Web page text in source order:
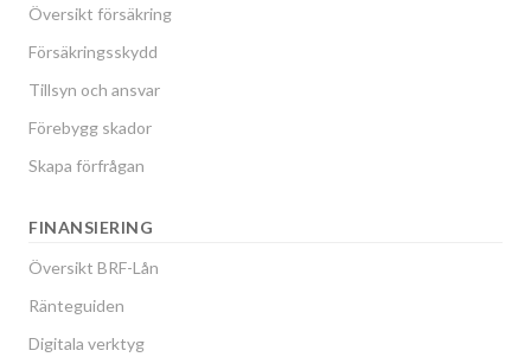
Översikt försäkring
Försäkringsskydd
Tillsyn och ansvar
Förebygg skador
Skapa förfrågan
FINANSIERING
Översikt BRF-Lån
Ränteguiden
Digitala verktyg